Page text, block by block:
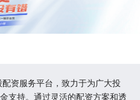
资服务平台，致力于为广大投
支持。通过灵活的配资方案和透